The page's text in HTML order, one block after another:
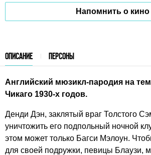
Напомнить о кино
ОПИСАНИЕ ПЕРСОНЫ
Английский мюзикл-пародия на
Чикаго 1930-х годов.
Денди Дэн, заклятый враг Толстого
уничтожить его подпольный ночной
этом может только Багси Мэлоун.
для своей подружки, певицы Блаузи,